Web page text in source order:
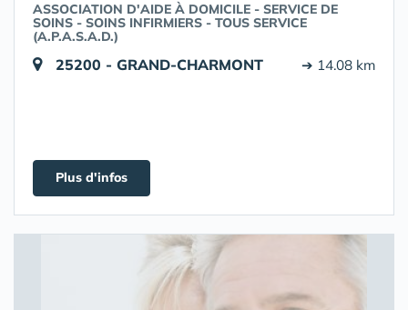
ASSOCIATION D'AIDE À DOMICILE - SERVICE DE
SOINS - SOINS INFIRMIERS - TOUS SERVICE
(A.P.A.S.A.D.)
25200 - GRAND-CHARMONT ➔ 14.08 km
Plus d'infos